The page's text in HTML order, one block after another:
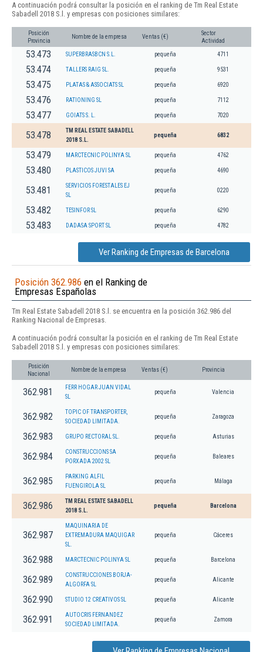
A continuación podrá consultar la posición en el ranking de Tm Real Estate
Sabadell 2018 S.l. y empresas con posiciones similares:
Posición
Provincia
Nombre de la empresa Ventas (€)
Sector
Actividad
53.473 SUPERBRASBCN S.L. pequeña 4711
53.474 TALLERS RAIG SL. pequeña 9531
53.475 PLATAS & ASSOCIATS SL pequeña 6920
53.476 RATIONING SL pequeña 7112
53.477 GOIATS S. L. pequeña 7020
53.478
TM REAL ESTATE SABADELL
2018 S.L.
pequeña 6832
53.479 MARCTECNIC POLINYA SL pequeña 4762
53.480 PLASTICOS JUVI SA pequeña 4690
53.481
SERVICIOS FORESTALES EJ
SL
pequeña 0220
53.482 TESINFOR SL pequeña 6290
53.483 DADASA SPORT SL pequeña 4782
Ver Ranking de Empresas de Barcelona
Posición 362.986 en el Ranking de
Empresas Españolas
Tm Real Estate Sabadell 2018 S.l. se encuentra en la posición 362.986 del
Ranking Nacional de Empresas.
A continuación podrá consultar la posición en el ranking de Tm Real Estate
Sabadell 2018 S.l. y empresas con posiciones similares:
Posición
Nacional
Nombre de la empresa Ventas (€) Provincia
362.981
FERR HOGAR JUAN VIDAL
SL
pequeña Valencia
362.982
TOPIC OF TRANSPORTER,
SOCIEDAD LIMITADA.
pequeña Zaragoza
362.983 GRUPO RECTORAL SL. pequeña Asturias
362.984
CONSTRUCCIONS SA
PORXADA 2002 SL
pequeña Baleares
362.985
PARKING ALFIL
FUENGIROLA SL
pequeña Málaga
362.986
TM REAL ESTATE SABADELL
2018 S.L.
pequeña Barcelona
362.987
MAQUINARIA DE
EXTREMADURA MAQUIGAR
SL.
pequeña Cáceres
362.988 MARCTECNIC POLINYA SL pequeña Barcelona
362.989
CONSTRUCCIONES BORJA-
ALGORFA SL
pequeña Alicante
362.990 STUDIO 12 CREATIVOS SL pequeña Alicante
362.991
AUTOCRIS FERNANDEZ
SOCIEDAD LIMITADA.
pequeña Zamora